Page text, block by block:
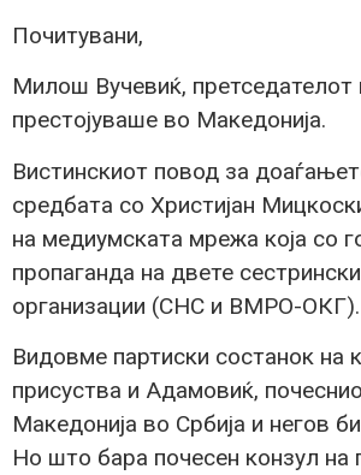
Почитувани,
Милош Вучевиќ, претседателот
престојуваше во Македонија.
Вистинскиот повод за
средбата со Христијан
на медиумската мрежа која со
пропаганда на двете
организации (СНС и ВМРО-ОКГ).
Видовме партиски состанок на
присуства и Адамовиќ,
Македонија во Србија и негов
Но што бара почесен конзул на